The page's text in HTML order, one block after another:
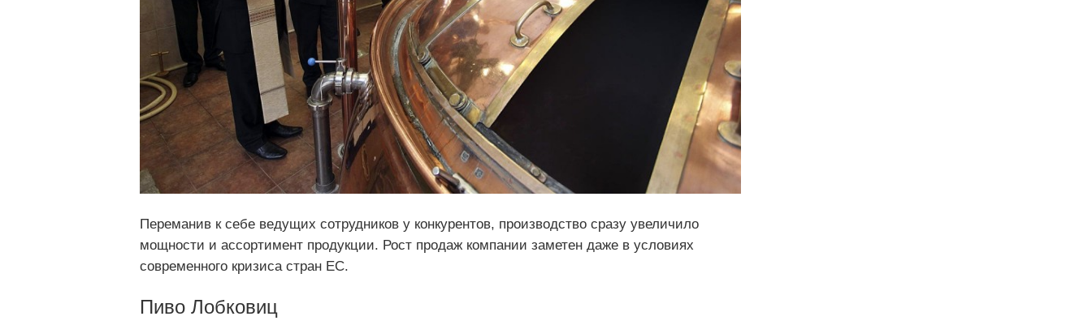
Переманив к себе ведущих сотрудников у конкурентов, производство сразу увеличило
мощности и ассортимент продукции. Рост продаж компании заметен даже в условиях
современного кризиса стран ЕС.
Пиво Лобковиц